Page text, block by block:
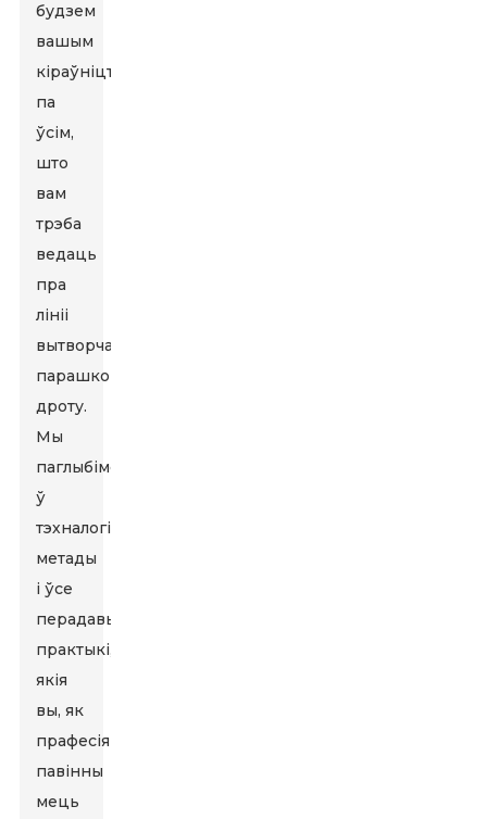
будзем
вашым
кіраўніцтвам
па
ўсім,
што
вам
трэба
ведаць
пра
лініі
вытворчасці
парашковага
дроту.
Мы
паглыбімся
ў
тэхналогіі,
метады
і ўсе
перадавыя
практыкі,
якія
вы, як
прафесіянал,
павінны
мець